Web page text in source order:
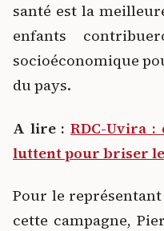
santé est la
enfants
socioéconomique
du pays.
A lire :RDC-Uvira :
luttent pour briser
Pour le
cette campagne,